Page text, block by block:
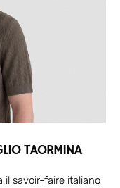
TAORMINA
il savoir-faire italiano